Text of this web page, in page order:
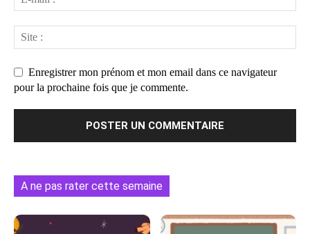
Enregistrer mon prénom et mon email dans ce navigateur
pour la prochaine fois que je commente.
A ne pas rater cette semaine